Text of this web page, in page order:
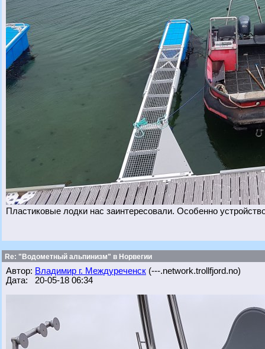
Пластиковые лодки нас заинтересовали. Особенно
Re: "Водометный альпинизм" в Норвегии
Автор: Владимир г. Междуреченск (---.network.trollfjord.no)
Дата: 20-05-18 06:34